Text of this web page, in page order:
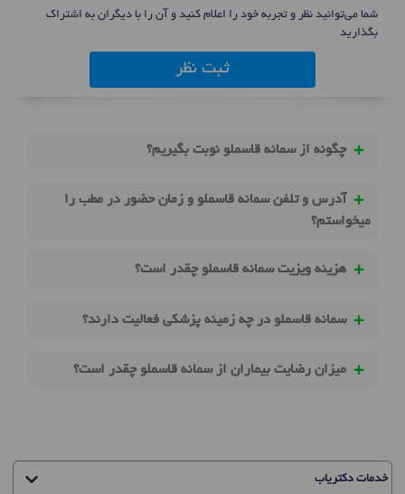
شما می‌توانید نظر و تجربه خود را اعلام کنید و آن را با دیگران به اشتراک
بگذارید
ثبت نظر
چگونه از سمانه قاسملو نوبت بگیریم؟
آدرس و تلفن سمانه قاسملو و زمان حضور در مطب را
میخواستم؟
هزینه ویزیت سمانه قاسملو چقدر است؟
سمانه قاسملو در چه زمینه پزشکی فعالیت دارند؟
میزان رضایت بیماران از سمانه قاسملو چقدر است؟
خدمات دکتریاب